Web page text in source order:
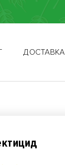
ДОСТАВКА